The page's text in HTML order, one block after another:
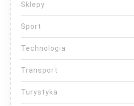
Sklepy
Sport
Technologia
Transport
Turystyka